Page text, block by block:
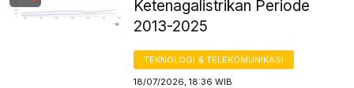
Ketenagalistrikan Periode
2013-2025
TEKNOLOGI & TELEKOMUNIKASI
18/07/2026, 18:36 WIB